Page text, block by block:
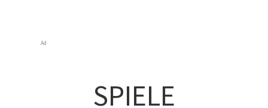
Ad
SPIELE